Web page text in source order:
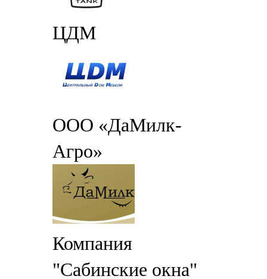
ЦДМ
ООО «ДаМилк-
Агро»
Компания
"Сабинские окна"